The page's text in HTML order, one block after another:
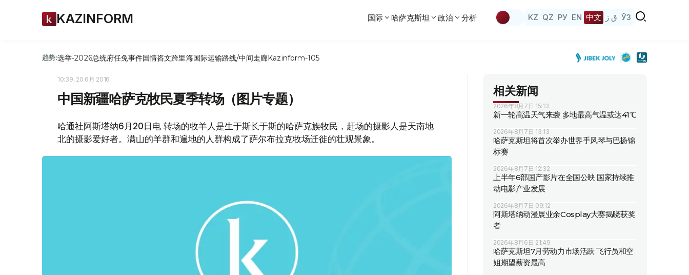
KAZINFORM 国际 哈萨克斯坦 政治 分析 KZ QZ РУ EN 中文 ق ز ЎЗ
趋势:选举-2026总统府任免事件国情咨文跨里海国际运输路线/中间走廊Kazinform-105
10:39, 20 6月 2016
中国新疆哈萨克牧民夏季转场（图片专题）
哈通社阿斯塔纳6月20日电 转场的牧羊人是生于斯长于斯的哈萨克族牧民，赶场的摄影人是天南地
北的摄影爱好者。满山的羊群和遍地的人群构成了萨尔布拉克牧场迁徙的壮观景象。
相关新闻
2026年8月7日 15:13
新一轮高温天气来袭 多地最高气温或达41℃
2026年8月7日 13:13
哈萨克斯坦将首次举办世界手风琴与巴扬锦
标赛
2026年8月7日 12:32
上半年6部国产影片在全国公映 国家持续推
动电影产业发展
2026年8月7日 09:12
阿斯塔纳动漫展业余Cosplay大赛揭晓获奖
者
2026年8月6日 21:49
哈萨克斯坦7月劳动力市场活跃 飞行员和空
姐期望薪资最高